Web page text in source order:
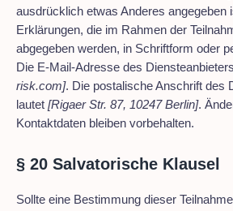
ausdrücklich etwas Anderes angegeben
Erklärungen, die im Rahmen der
abgegeben werden, in Schriftform oder
Die E-Mail-Adresse des
risk.com]. Die postalische Anschrift des
lautet [Rigaer Str. 87, 10247 Berlin].
Kontaktdaten bleiben vorbehalten.
§ 20 Salvatorische Klausel
Sollte eine Bestimmung dieser